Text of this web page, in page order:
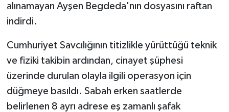
alınamayan Ayşen Begdeda'nın dosyasını raftan
indirdi.
Cumhuriyet Savcılığının titizlikle yürüttüğü teknik
ve fiziki takibin ardından, cinayet şüphesi
üzerinde durulan olayla ilgili operasyon için
düğmeye basıldı. Sabah erken saatlerde
belirlenen 8 ayrı adrese eş zamanlı şafak